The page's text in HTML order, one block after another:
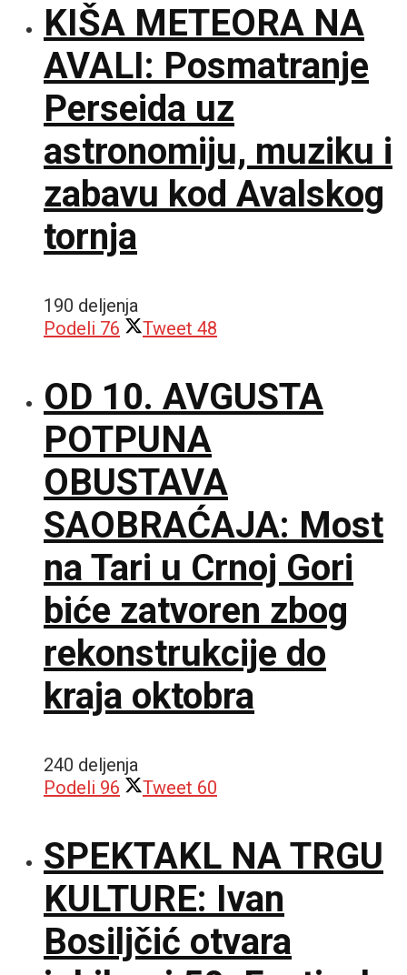
KIŠA METEORA NA
AVALI: Posmatranje
Perseida uz
astronomiju, muziku i
zabavu kod Avalskog
tornja
190 deljenja
Podeli 76 Tweet 48
OD 10. AVGUSTA
POTPUNA
OBUSTAVA
SAOBRAĆAJA: Most
na Tari u Crnoj Gori
biće zatvoren zbog
rekonstrukcije do
kraja oktobra
240 deljenja
Podeli 96 Tweet 60
SPEKTAKL NA TRGU
KULTURE: Ivan
Bosiljčić otvara